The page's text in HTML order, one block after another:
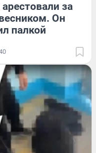
за
Он
палкой